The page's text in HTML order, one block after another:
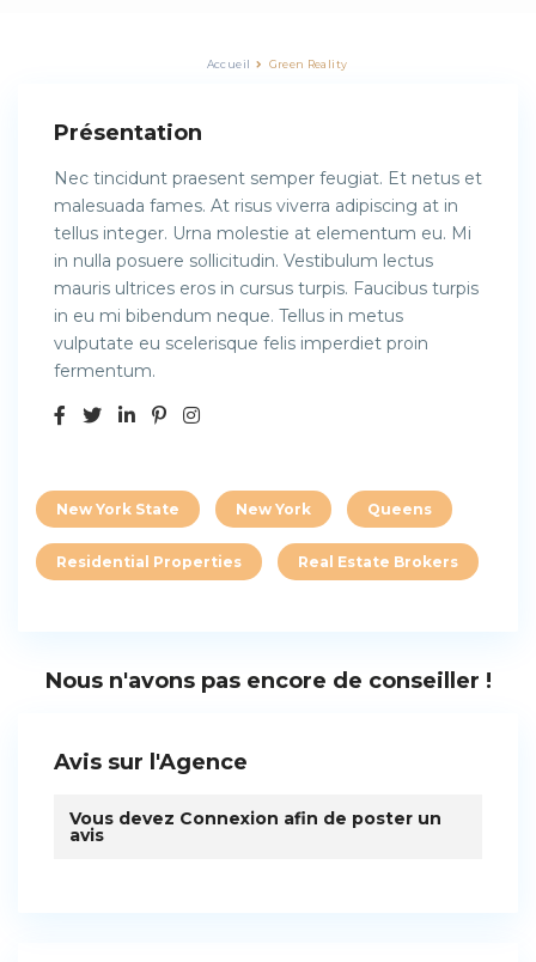
Accueil Green Reality
Présentation
Nec tincidunt praesent semper feugiat. Et netus et
malesuada fames. At risus viverra adipiscing at in
tellus integer. Urna molestie at elementum eu. Mi
in nulla posuere sollicitudin. Vestibulum lectus
mauris ultrices eros in cursus turpis. Faucibus turpis
in eu mi bibendum neque. Tellus in metus
vulputate eu scelerisque felis imperdiet proin
fermentum.
New York State New York Queens
Residential Properties Real Estate Brokers
Nous n'avons pas encore de conseiller !
Avis sur l'Agence
Vous devez Connexion afin de poster un
avis